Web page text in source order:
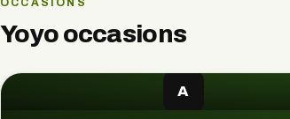
OCCASIONS
Yoyooccasions
A